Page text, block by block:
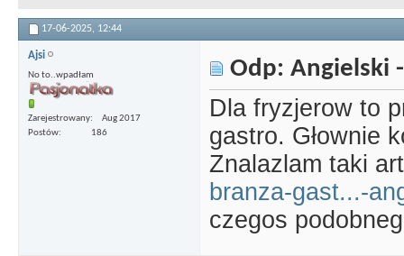
17-06-2025, 12:44
Ajsi
No to..wpadłam
Zarejestrowany
Aug 2017
Postów
186
Odp: Angielski
Dla fryzjerow to
gastro. Głownie
Znalazlam taki
branza-gast...-
czegos